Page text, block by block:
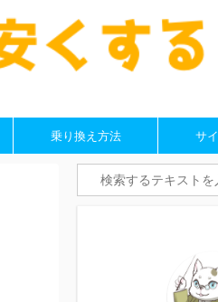
乗り換え方法 サ